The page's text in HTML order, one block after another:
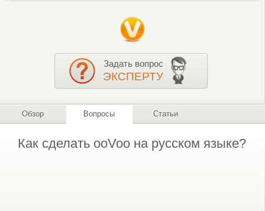
Задать вопрос
ЭКСПЕРТУ
Обзор Вопросы Статьи
Как сделать ooVoo на русском языке?